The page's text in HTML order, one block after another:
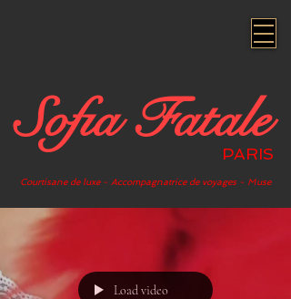
Sofia Fatale
PARIS
Courtisane de luxe - Accompagnatrice de voyages - Muse
Load video